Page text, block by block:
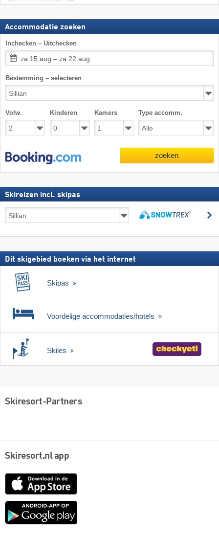
Accommodatie zoeken
Inchecken – Uitchecken
za 15 aug – za 22 aug
Bestemming – selecteren
Volw. Kinderen Kamers Type accomm.
zoeken
Skireizen incl. skipas
Skireizen
incl.
Dit skigebied boeken via het internet
Skipas
Voordelige accommodaties/hotels
Skiles
Skiresort-Partners
Skiresort.nl app
App
Google